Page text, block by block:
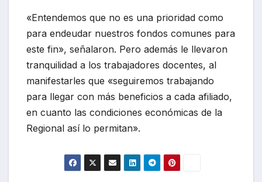
«Entendemos que no es una prioridad como
para endeudar nuestros fondos comunes para
este fin», señalaron. Pero además le llevaron
tranquilidad a los trabajadores docentes, al
manifestarles que «seguiremos trabajando
para llegar con más beneficios a cada afiliado,
en cuanto las condiciones económicas de la
Regional así lo permitan».